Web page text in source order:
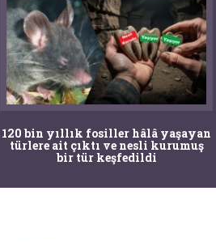
120 bin yıllık fosiller hâlâ yaşayan
türlere ait çıktı ve nesli kurumuş
bir tür keşfedildi